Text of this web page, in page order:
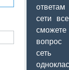
сети
сеть